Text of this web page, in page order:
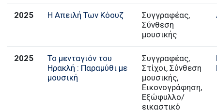
2025 Η Απειλή Των Κόουζ
Συγγραφέας,
Σύνθεση
μουσικής
2025
Το μενταγιόν του
Ηρακλή : Παραμύθι με
μουσική
Συγγραφέας,
Στίχοι, Σύνθεση
μουσικής,
Εικονογράφηση,
Εξώφυλλο/
εικαστικό